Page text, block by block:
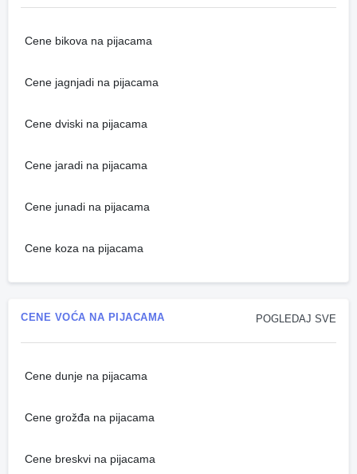
Cene bikova na pijacama
Cene jagnjadi na pijacama
Cene dviski na pijacama
Cene jaradi na pijacama
Cene junadi na pijacama
Cene koza na pijacama
POGLEDAJ SVE
CENE VOĆA NA PIJACAMA
Cene dunje na pijacama
Cene grožđa na pijacama
Cene breskvi na pijacama